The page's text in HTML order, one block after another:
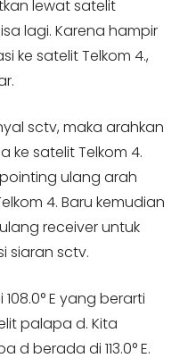
lewat satelit
lagi. Karena hampir
ke satelit Telkom 4.,
sctv, maka arahkan
ke satelit Telkom 4.
ulang arah
4. Baru kemudian
receiver untuk
siaran sctv.
E yang berarti
palapa d. Kita
d berada di 113.0° E.